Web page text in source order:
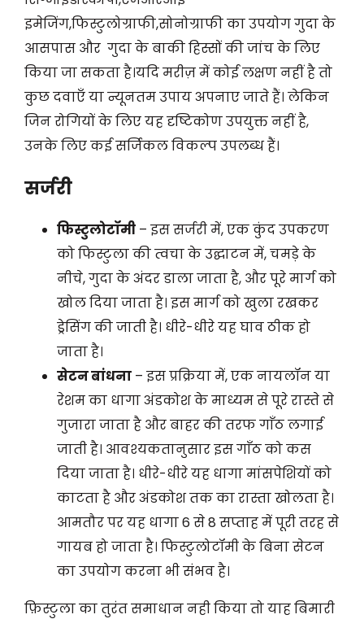
इमेजिंग,फिस्टुलोग्राफी,सोनोग्राफी का उपयोग गुदा के
आसपास और गुदा के बाकी हिस्सों की जांच के लिए
किया जा सकता है।यदि मरीज़ में कोई लक्षण नहीं है तो
कुछ दवाएँ या न्यूनतम उपाय अपनाए जाते हैं। लेकिन
जिन रोगियों के लिए यह दृष्टिकोण उपयुक्त नहीं है,
उनके लिए कई सर्जिकल विकल्प उपलब्ध हैं।
सर्जरी
फिस्टुलोटॉमी – इस सर्जरी में, एक कुंद उपकरण
को फिस्टुला की त्वचा के उद्घाटन में, चमड़े के
नीचे, गुदा के अंदर डाला जाता है, और पूरे मार्ग को
खोल दिया जाता है। इस मार्ग को खुला रखकर
ड्रेसिंग की जाती है। धीरे-धीरे यह घाव ठीक हो
जाता है।
सेटन बांधना – इस प्रक्रिया में, एक नायलॉन या
रेशम का धागा अंडकोश के माध्यम से पूरे रास्ते से
गुजारा जाता है और बाहर की तरफ गाँठ लगाई
जाती है। आवश्यकतानुसार इस गाँठ को कस
दिया जाता है। धीरे-धीरे यह धागा मांसपेशियों को
काटता है और अंडकोश तक का रास्ता खोलता है।
आमतौर पर यह धागा 6 से 8 सप्ताह में पूरी तरह से
गायब हो जाता है। फिस्टुलोटॉमी के बिना सेटन
का उपयोग करना भी संभव है।
फ़िस्टुला का तुरंत समाधान नही किया तो याह बिमारी